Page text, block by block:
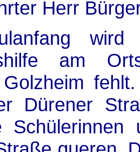
Herr
am
Golzheim
Dürener